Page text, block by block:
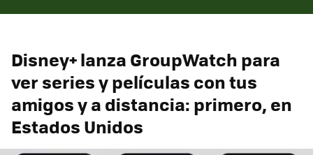
Disney+ lanza GroupWatch para
ver series y películas con tus
amigos y a distancia: primero, en
Estados Unidos